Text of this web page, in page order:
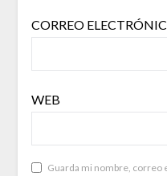
CORREO
WEB
Guarda mi nombre, correo